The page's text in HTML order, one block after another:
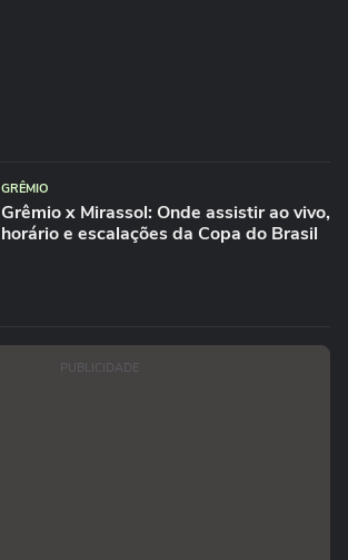
GRÊMIO
Grêmio x Mirassol: Onde assistir ao vivo,
horário e escalações da Copa do Brasil
PUBLICIDADE